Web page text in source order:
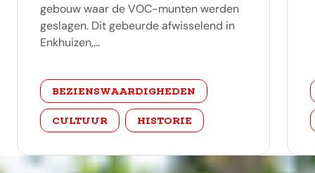
gebouw waar de VOC-munten werden
geslagen. Dit gebeurde afwisselend in
Enkhuizen,...
categorie
BEZIENSWAARDIGHEDEN
CULTUUR HISTORIE